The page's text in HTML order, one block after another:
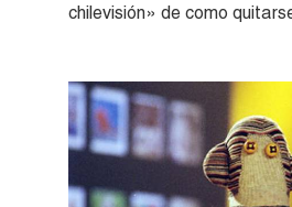
chilevisión» de como